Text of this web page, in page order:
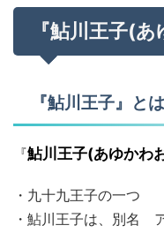
『鮎川王子(
『鮎川王子』とは
『鮎川王子(あゆかわ
・九十九王子の一つ
・鮎川王子は、別名